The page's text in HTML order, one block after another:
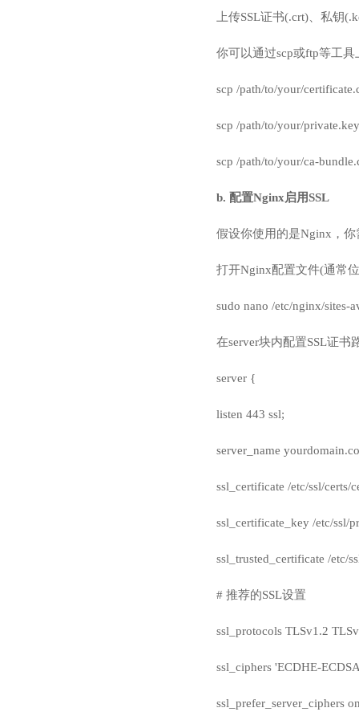
上传SSL证书(.crt)、私钥
你可以通过scp或ftp等工
scp /path/to/your/
scp /path/to/your/
scp /path/to/your/ca-
b. 配置Nginx启用SSL
假设你使用的是Nginx，
打开Nginx配置文件(通常
sudo nano /etc/nginx/sites-
在server块内配置SSL证书
server {
listen 443 ssl;
server_name
ssl_certificate /etc/ssl/certs/
ssl_certificate_key /etc/ssl/
ssl_trusted_certificate /etc/
# 推荐的SSL设置
ssl_protocols TLSv1.2
ssl_ciphers 'ECDHE-
ssl_prefer_server_ciphers